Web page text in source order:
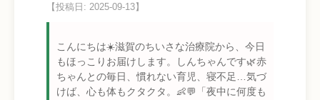
【投稿日: 2025-09-13】
こんにちは☀️滋賀のちいさな治療院から、今日
もほっこりお届けします。しんちゃんです🌿赤
ちゃんとの毎日、慣れない育児、寝不足…気づ
けば、心も体もクタクタ。👶💬「夜中に何度も